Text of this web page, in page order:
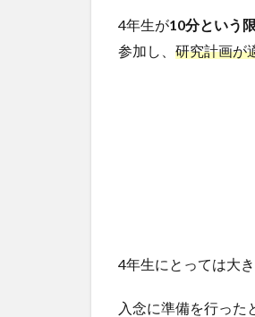
4年生が10分という
参加し、 研究計画が
4年生にとっては大
入念に準備を行った